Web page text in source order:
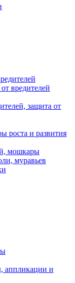
вредителей
защита от
роста и развития
мошкары
муравьев
аппликации и